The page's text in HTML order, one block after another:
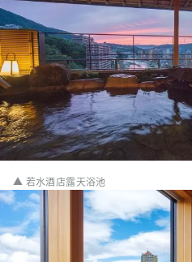
▲ 若水酒店露天浴池